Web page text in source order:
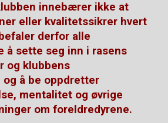
innebærer ikke at
eller kvalitetssikrer hvert
derfor alle
å sette seg inn i rasens
og klubbens
og å be oppdretter
mentalitet og øvrige
om foreldredyrene.